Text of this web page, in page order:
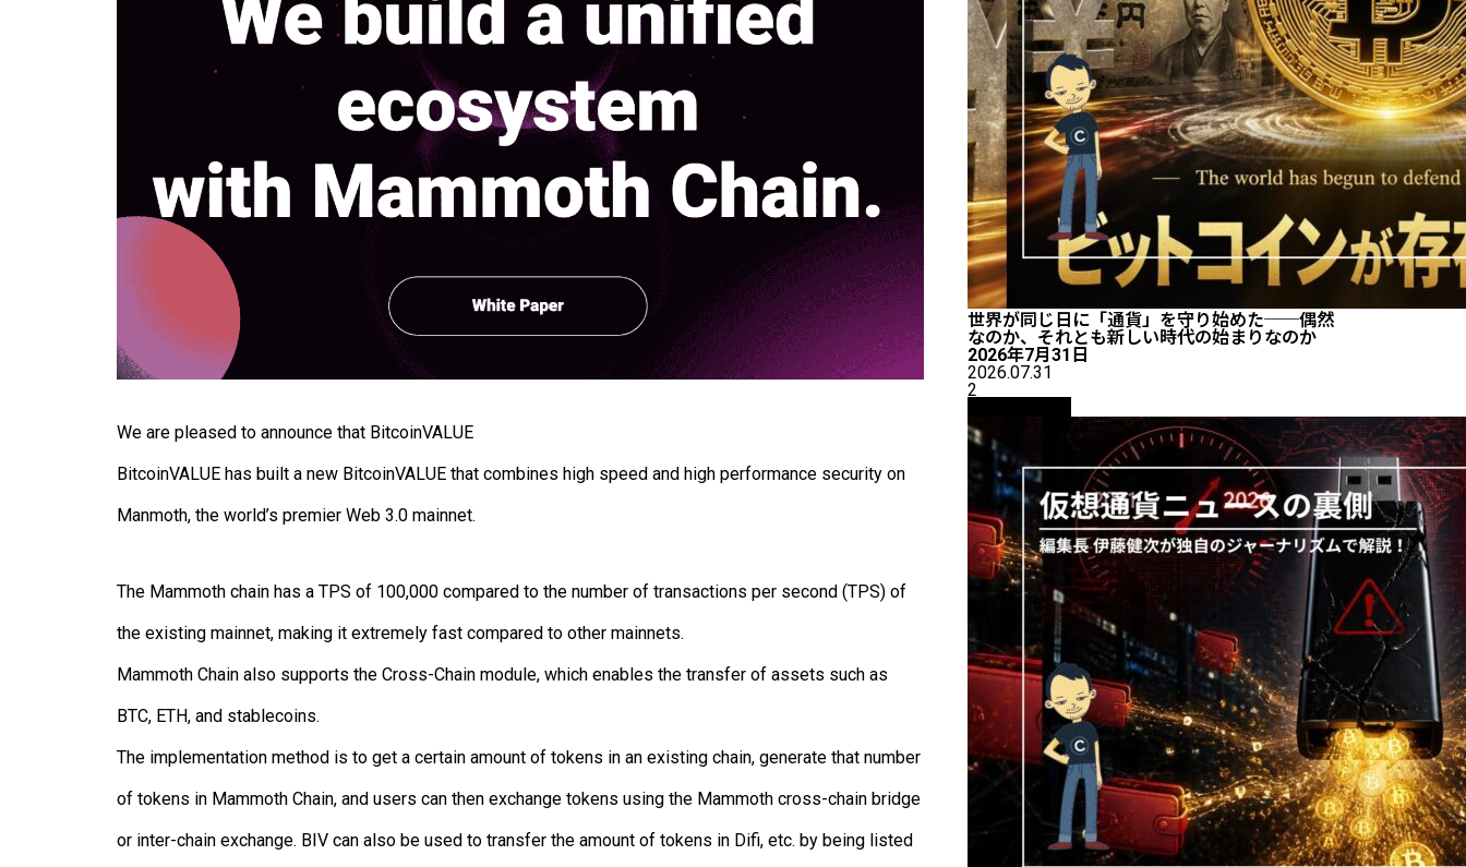
We are pleased to announce that BitcoinVALUE
BitcoinVALUE has built a new BitcoinVALUE that combines high speed and high performance security on
Manmoth, the world’s premier Web 3.0 mainnet.
The Mammoth chain has a TPS of 100,000 compared to the number of transactions per second (TPS) of
the existing mainnet, making it extremely fast compared to other mainnets.
Mammoth Chain also supports the Cross-Chain module, which enables the transfer of assets such as
BTC, ETH, and stablecoins.
The implementation method is to get a certain amount of tokens in an existing chain, generate that number
of tokens in Mammoth Chain, and users can then exchange tokens using the Mammoth cross-chain bridge
or inter-chain exchange. BIV can also be used to transfer the amount of tokens in Difi, etc. by being listed
世界が同じ日に「通貨」を守り始めた──偶然
なのか、それとも新しい時代の始まりなのか
2026年7月31日
2026.07.31
2